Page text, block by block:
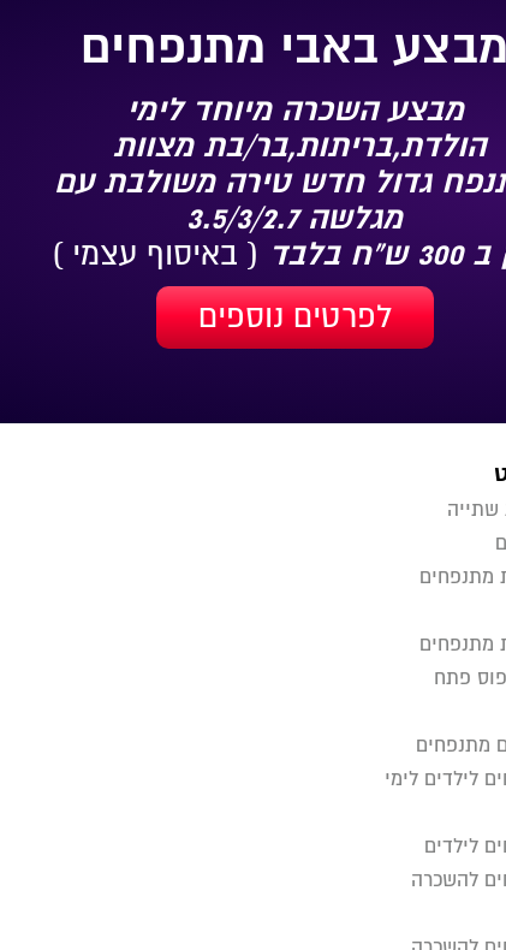
מבצע באבי מתנפחים
מבצע השכרה מיוחד לימי
הולדת,בריתות,בר/בת מצוות
גדול חדש טירה משולבת עם
מגלשה 3.5/3/2.7
בלבד
( באיסוף עצמי )
לפרטים נוספים
שתייה
מתנפחים
מתנפחים
פתח
מתנפחים
לילדים לימי
לילדים
להשכרה